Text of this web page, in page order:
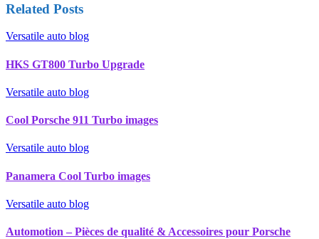
Related Posts
Versatile auto blog
HKS GT800 Turbo Upgrade
Versatile auto blog
Cool Porsche 911 Turbo images
Versatile auto blog
Panamera Cool Turbo images
Versatile auto blog
Automotion – Pièces de qualité & Accessoires pour Porsche